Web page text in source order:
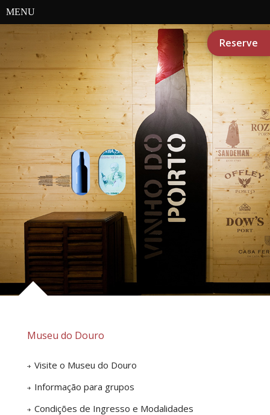
MENU
Reserve
Museu do Douro
Visite o Museu do Douro
Informação para grupos
Condições de Ingresso e Modalidades